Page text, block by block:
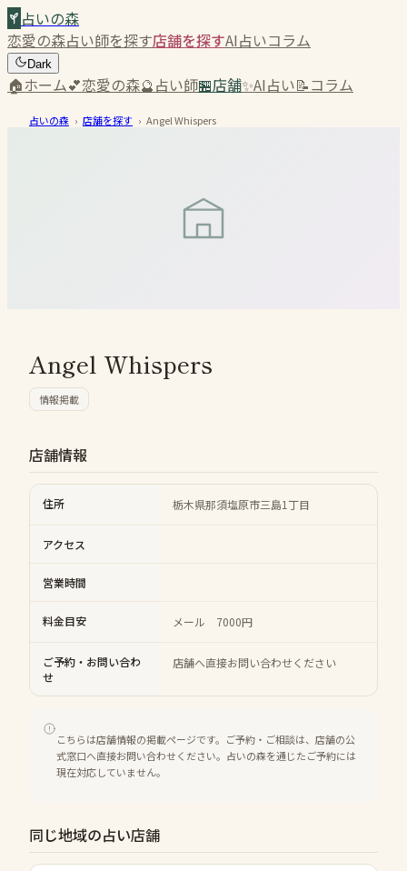
占いの森
恋愛の森占い師を探す店舗を探すAI占いコラム
Dark
🏠ホーム💕恋愛の森🔮占い師🏪店舗✨AI占い📝コラム
占いの森 › 店舗を探す › Angel Whispers
Angel Whispers
情報掲載
店舗情報
住所 栃木県那須塩原市三島1丁目
アクセス
営業時間
料金目安 メール 7000円
ご予約・お問い合わ
せ
店舗へ直接お問い合わせください
こちらは店舗情報の掲載ページです。ご予約・ご相談は、店舗の公
式窓口へ直接お問い合わせください。占いの森を通じたご予約には
現在対応していません。
同じ地域の占い店舗